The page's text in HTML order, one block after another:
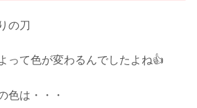
の刀
って色が変わるんでしたよね👍
色は・・・